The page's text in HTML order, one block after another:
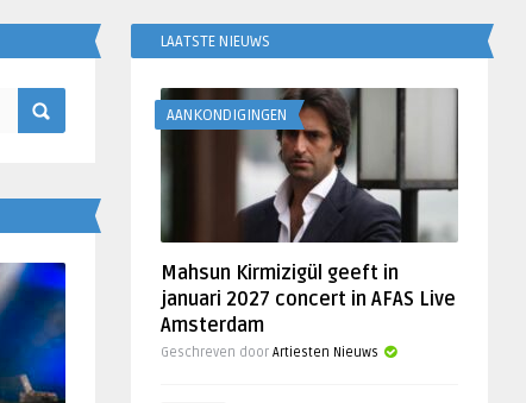
LAATSTE NIEUWS
AANKONDIGINGEN
Mahsun Kirmizigül geeft in
januari 2027 concert in AFAS Live
Amsterdam
Geschreven door Artiesten Nieuws